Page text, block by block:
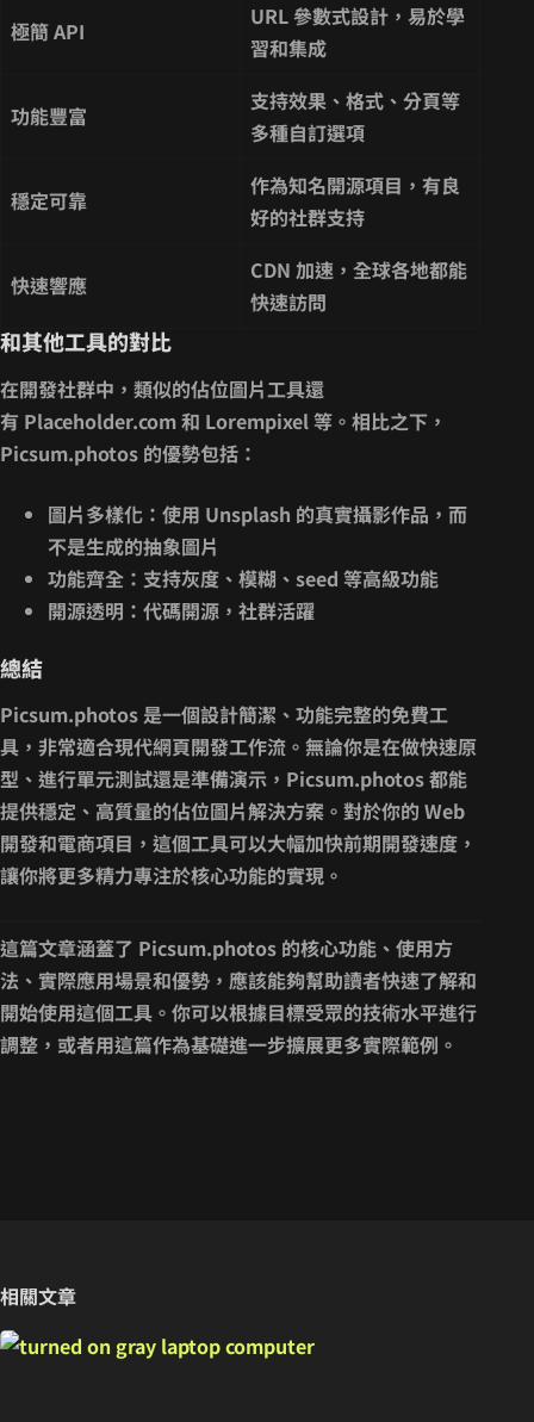
極簡 API
URL 參數式設計，易於學
習和集成
功能豐富
支持效果、格式、分頁等
多種自訂選項
穩定可靠
作為知名開源項目，有良
好的社群支持
快速響應
CDN 加速，全球各地都能
快速訪問
和其他工具的對比
在開發社群中，類似的佔位圖片工具還
有 Placeholder.com和 Lorempixel等。相比之下，
Picsum.photos 的優勢包括：
圖片多樣化 ：使用 Unsplash 的真實攝影作品，而
不是生成的抽象圖片
功能齊全 ：支持灰度、模糊、seed 等高級功能
開源透明 ：代碼開源，社群活躍
總結
Picsum.photos 是一個設計簡潔、功能完整的免費工
具，非常適合現代網頁開發工作流。無論你是在做快速原
型、進行單元測試還是準備演示，Picsum.photos 都能
提供穩定、高質量的佔位圖片解決方案。對於你的 Web
開發和電商項目，這個工具可以大幅加快前期開發速度，
讓你將更多精力專注於核心功能的實現。
這篇文章涵蓋了 Picsum.photos 的核心功能、使用方
法、實際應用場景和優勢，應該能夠幫助讀者快速了解和
開始使用這個工具。你可以根據目標受眾的技術水平進行
調整，或者用這篇作為基礎進一步擴展更多實際範例。
相關文章